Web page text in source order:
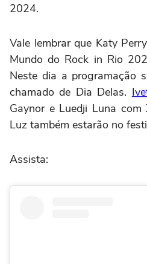
2024.
Vale lembrar que Katy
Mundo do Rock in Rio
Neste dia a programação
chamado de Dia Delas.
Gaynor e Luedji Luna com
Luz também estarão no
Assista: